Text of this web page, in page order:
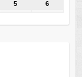
5 6